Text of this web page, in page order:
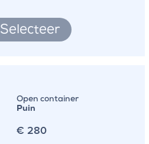
Selecteer
Open container
Puin
€ 280